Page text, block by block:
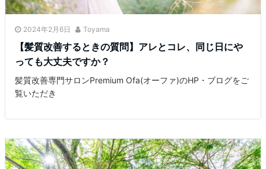
2024年2月6日 Toyama
【髪質改善するときの質問】アレとコレ、同じ日にや
っても大丈夫ですか？
髪質改善専門サロンPremium Ofa(オーファ)のHP・ブログをご
覧いただき